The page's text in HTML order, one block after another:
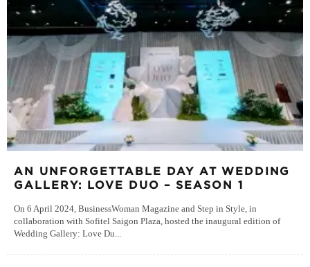
AN UNFORGETTABLE DAY AT WEDDING
GALLERY: LOVE DUO – SEASON 1
On 6 April 2024, BusinessWoman Magazine and Step in Style, in
collaboration with Sofitel Saigon Plaza, hosted the inaugural edition of
Wedding Gallery: Love Du